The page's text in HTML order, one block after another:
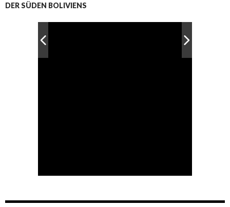
DER SÜDEN BOLIVIENS